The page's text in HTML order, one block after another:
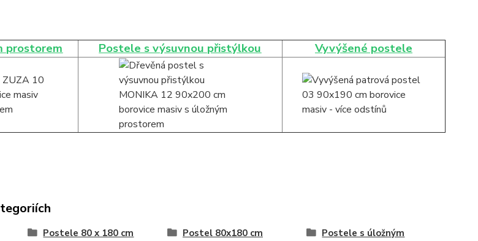
prostorem Postele s výsuvnou přistýlkou Vyvýšené postele
Postele 80 x 180 cm Postel 80x180 cm
Postele s úložným